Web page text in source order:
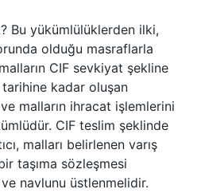
Bu yükümlülüklerden ilki,
olduğu masraflarla
CIF sevkiyat şekline
kadar oluşan
malların ihracat işlemlerini
CIF teslim şeklinde
malları belirlenen varış
taşıma sözleşmesi
navlunu üstlenmelidir.